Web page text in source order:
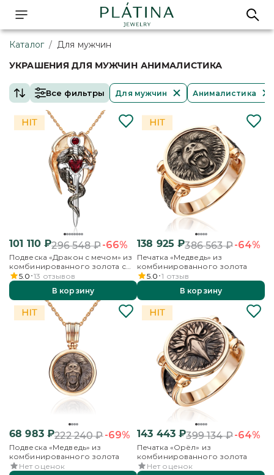
Каталог / Для мужчин
УКРАШЕНИЯ ДЛЯ МУЖЧИН АНИМАЛИСТИКА
Все фильтры Для мужчин Анималистика
101 110 ₽296 548₽-66%
Подвеска «Дракон с мечом» из
комбинированного золота с
гранатами
5.0 13 отзывов
В корзину
138 925 ₽386 563₽-64%
Печатка «Медведь» из
комбинированного золота
5.0 1 отзыв
В корзину
68 983₽222 240₽-69%
Подвеска «Медведь» из
комбинированного золота
Нет оценок
143 443 ₽399 134₽-64%
Печатка «Орёл» из
комбинированного золота
Нет оценок